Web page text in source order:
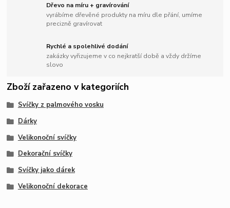
Dřevo na míru + gravírování
vyrábíme dřevěné produkty na míru dle přání, umíme
precizně gravírovat
Rychlé a spolehlivé dodání
zakázky vyřizujeme v co nejkratší době a vždy držíme
slovo
Zboží zařazeno v kategoriích
Svíčky z palmového vosku
Dárky
Velikonoční svíčky
Dekorační svíčky
Svíčky jako dárek
Velikonoční dekorace